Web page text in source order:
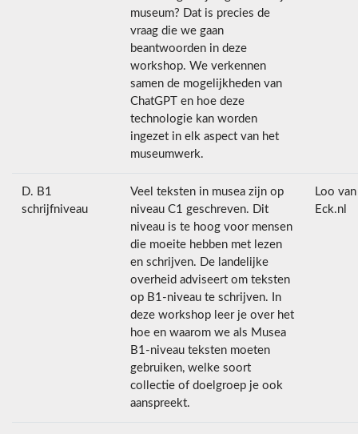
museum? Dat is precies de
vraag die we gaan
beantwoorden in deze
workshop. We verkennen
samen de mogelijkheden van
ChatGPT en hoe deze
technologie kan worden
ingezet in elk aspect van het
museumwerk.
D. B1
schrijfniveau
Veel teksten in musea zijn op
niveau C1 geschreven. Dit
niveau is te hoog voor mensen
die moeite hebben met lezen
en schrijven. De landelijke
overheid adviseert om teksten
op B1-niveau te schrijven. In
deze workshop leer je over het
hoe en waarom we als Musea
B1-niveau teksten moeten
gebruiken, welke soort
collectie of doelgroep je ook
aanspreekt.
Loo van
Eck.nl